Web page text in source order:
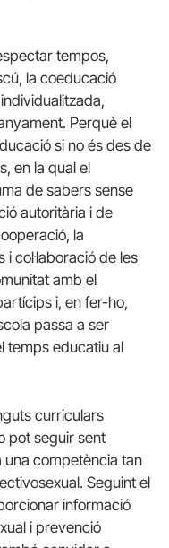
tempos,
la coeducació
Perquè el
si no és des de
en la qual el
de sabers sense
autoritària i de
la
col·laboració de les
amb el
i, en fer-ho,
passa a ser
temps educatiu al
curriculars
pot seguir sent
una competència tan
Seguint el
informació
i prevenció